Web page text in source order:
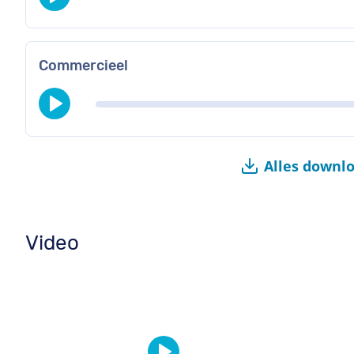
Commercieel
Alles
Video